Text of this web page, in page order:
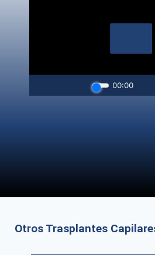
Otros Trasplantes